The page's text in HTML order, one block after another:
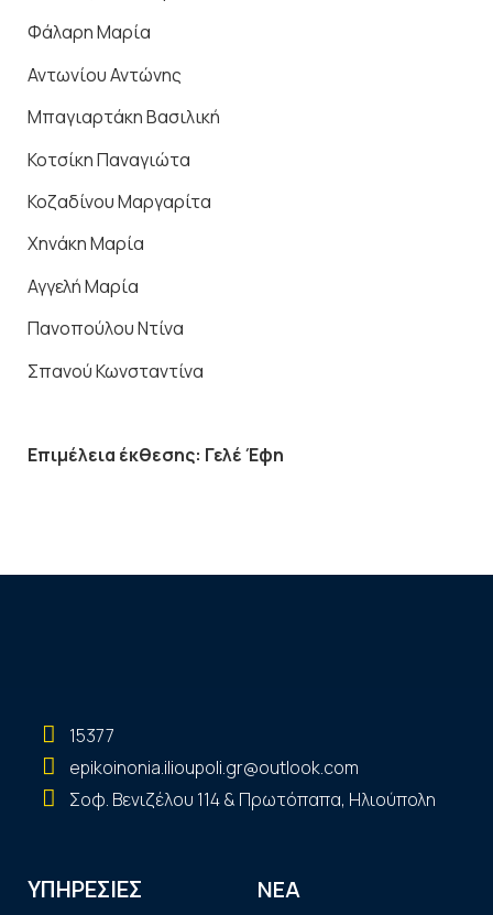
Φάλαρη Μαρία
Αντωνίου Αντώνης
Μπαγιαρτάκη Βασιλική
Κοτσίκη Παναγιώτα
Κοζαδίνου Μαργαρίτα
Χηνάκη Μαρία
Αγγελή Μαρία
Πανοπούλου Ντίνα
Σπανού Κωνσταντίνα
Επιμέλεια έκθεσης: Γελέ Έφη
15377
epikoinonia.ilioupoli.gr@outlook.com
Σοφ. Βενιζέλου 114 & Πρωτόπαπα, Ηλιούπολη
ΥΠΗΡΕΣΙΕΣ ΝΕΑ